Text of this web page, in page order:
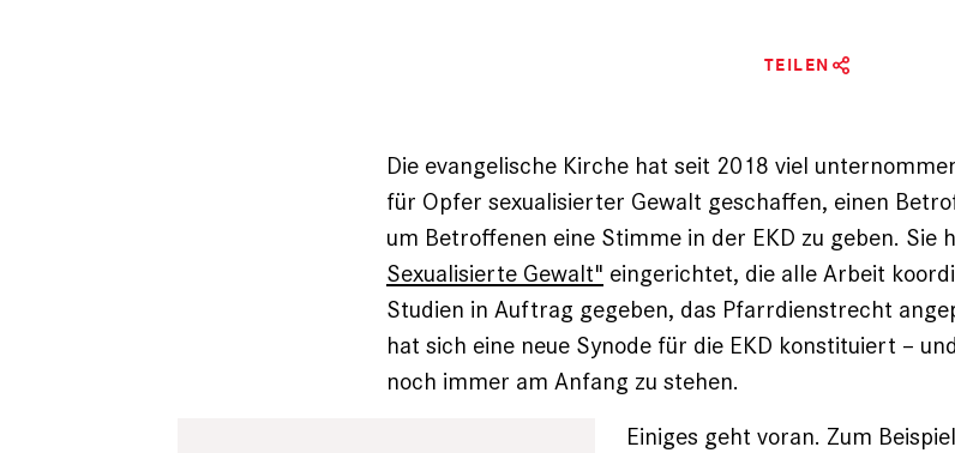
TEILEN
Die evangelische Kirche hat seit 2018 viel
für Opfer sexualisierter Gewalt geschaffen, einen
um Betroffenen eine Stimme in der EKD zu geben. Sie
Sexualisierte Gewalt" eingerichtet, die alle Arbeit
Studien in Auftrag gegeben, das Pfarrdienstrecht
hat sich eine neue Synode für die EKD konstituiert –
noch immer am Anfang zu stehen.
Einiges geht voran. Zum